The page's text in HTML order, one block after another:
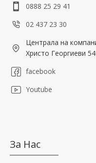
0888 25 29 41
02 437 23 30
Централа на
Христо Георгиеви 54
facebook
Youtube
За Нас